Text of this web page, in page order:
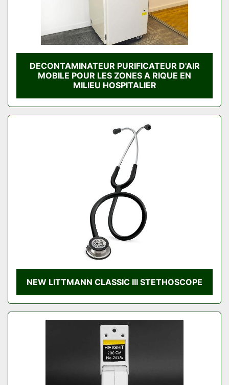
DECONTAMINATEUR PURIFICATEUR D'AIR
MOBILE POUR LES ZONES A RIQUE EN
MILIEU HOSPITALIER
NEW LITTMANN CLASSIC III STETHOSCOPE